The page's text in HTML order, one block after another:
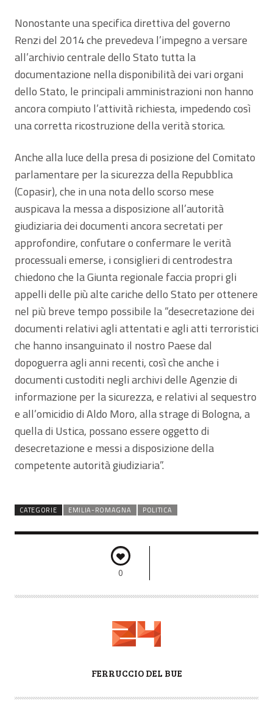
Nonostante una specifica direttiva del governo
Renzi del 2014 che prevedeva l’impegno a versare
all’archivio centrale dello Stato tutta la
documentazione nella disponibilità dei vari organi
dello Stato, le principali amministrazioni non hanno
ancora compiuto l’attività richiesta, impedendo così
una corretta ricostruzione della verità storica.
Anche alla luce della presa di posizione del Comitato
parlamentare per la sicurezza della Repubblica
(Copasir), che in una nota dello scorso mese
auspicava la messa a disposizione all’autorità
giudiziaria dei documenti ancora secretati per
approfondire, confutare o confermare le verità
processuali emerse, i consiglieri di centrodestra
chiedono che la Giunta regionale faccia propri gli
appelli delle più alte cariche dello Stato per ottenere
nel più breve tempo possibile la “desecretazione dei
documenti relativi agli attentati e agli atti terroristici
che hanno insanguinato il nostro Paese dal
dopoguerra agli anni recenti, così che anche i
documenti custoditi negli archivi delle Agenzie di
informazione per la sicurezza, e relativi al sequestro
e all’omicidio di Aldo Moro, alla strage di Bologna, a
quella di Ustica, possano essere oggetto di
desecretazione e messi a disposizione della
competente autorità giudiziaria”.
CATEGORIE EMILIA-ROMAGNA POLITICA
0
FERRUCCIO DEL BUE